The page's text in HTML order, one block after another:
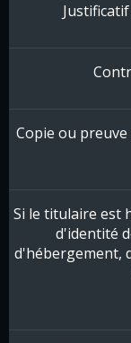
Copie ou
Si le titulaire est
d'identité
d'hébergement,